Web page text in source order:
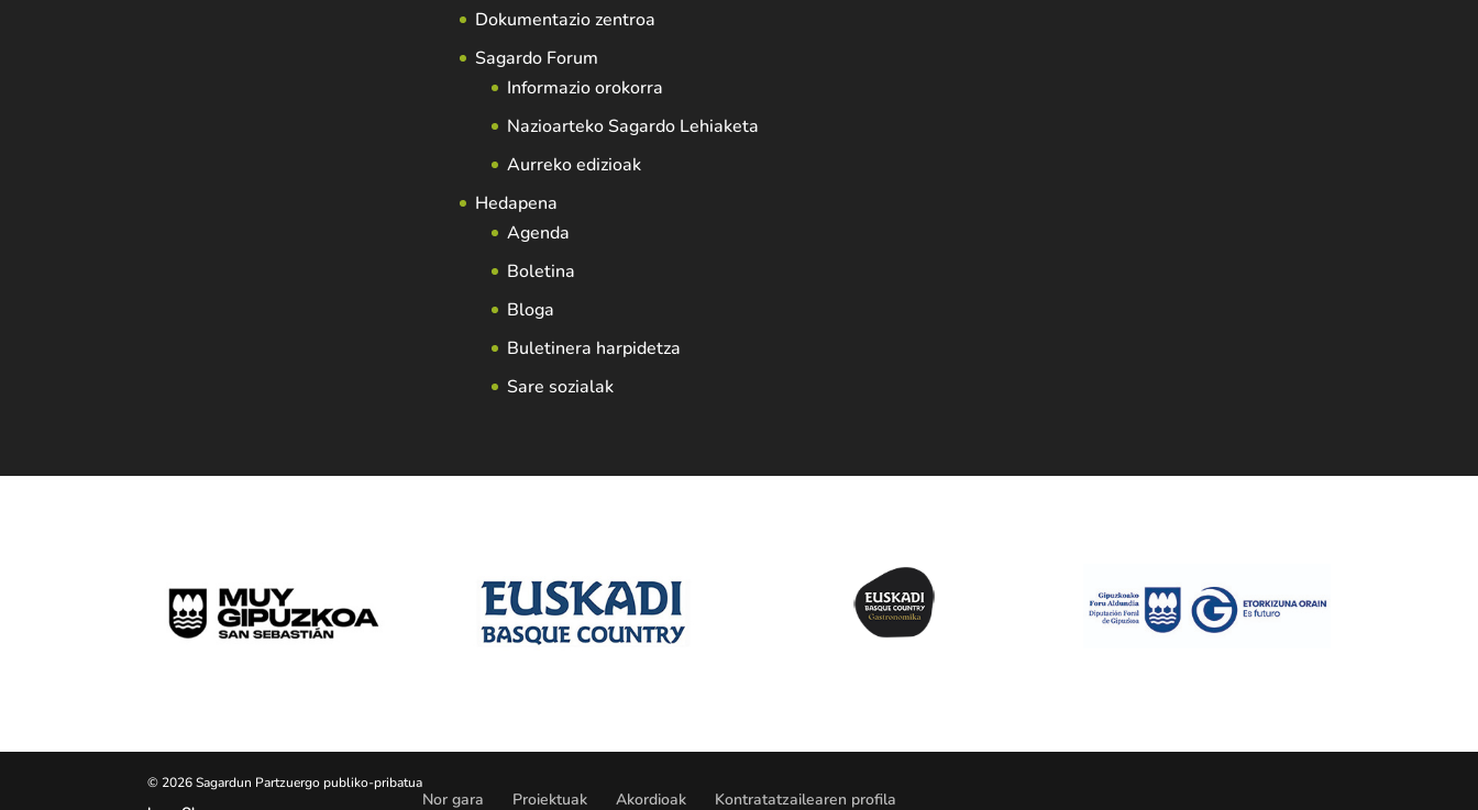
Dokumentazio zentroa
Sagardo Forum
Informazio orokorra
Nazioarteko Sagardo Lehiaketa
Aurreko edizioak
Hedapena
Agenda
Boletina
Bloga
Buletinera harpidetza
Sare sozialak
© 2026 Sagardun Partzuergo publiko-pribatua
Nor gara Proiektuak Akordioak Kontratatzailearen profila